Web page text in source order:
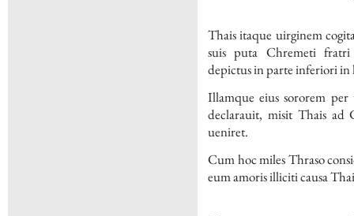
Thais itaque uirginem
suis puta Chremeti
depictus in parte inferiori in
Illamque eius sororem
declarauit, misit Thais ad
ueniret.
Cum hoc miles Thraso
eum amoris illiciti causa